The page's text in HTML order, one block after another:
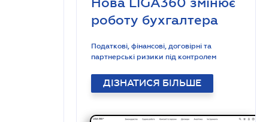
роботу бухгалтера
Податкові, фінансові, договірні та
партнерські ризики під контролем
ДІЗНАТИСЯ БІЛЬШЕ